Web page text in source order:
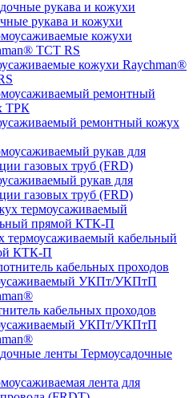
рукава и кожухи
кожухи Raychman®
ремонтный кожух
рукав для
газовых труб (FRD)
термоусаживаемый кабельный
КТК-П
кабельных проходов
УКПт/УКПтП
Термоусадочные